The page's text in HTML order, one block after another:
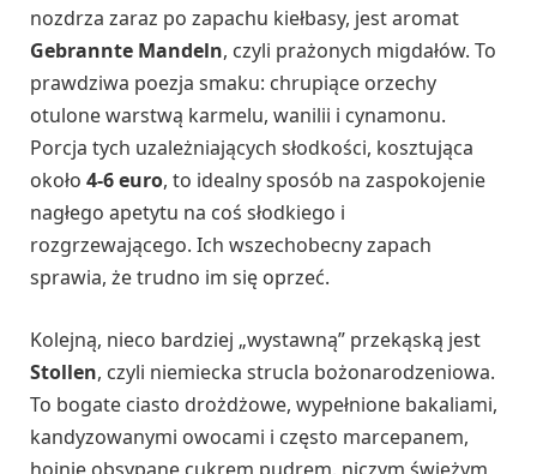
nozdrza zaraz po zapachu kiełbasy, jest aromat
Gebrannte Mandeln, czyli prażonych migdałów. To
prawdziwa poezja smaku: chrupiące orzechy
otulone warstwą karmelu, wanilii i cynamonu.
Porcja tych uzależniających słodkości, kosztująca
około 4-6 euro, to idealny sposób na zaspokojenie
nagłego apetytu na coś słodkiego i
rozgrzewającego. Ich wszechobecny zapach
sprawia, że trudno im się oprzeć.
Kolejną, nieco bardziej „wystawną” przekąską jest
Stollen, czyli niemiecka strucla bożonarodzeniowa.
To bogate ciasto drożdżowe, wypełnione bakaliami,
kandyzowanymi owocami i często marcepanem,
hojnie obsypane cukrem pudrem, niczym świeżym